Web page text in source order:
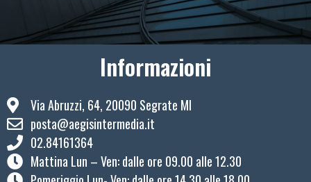
Informazioni
Via Abruzzi, 64, 20090 Segrate MI
posta@aegisintermedia.it
02.84161364
Mattina Lun – Ven: ​dalle ore 09.00 alle 12.30